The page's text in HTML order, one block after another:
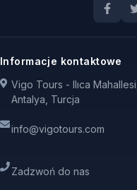
Informacje kontaktowe
Vigo Tours - Ilıca
Antalya, Turcja
info@vigotours.com
Zadzwoń do nas